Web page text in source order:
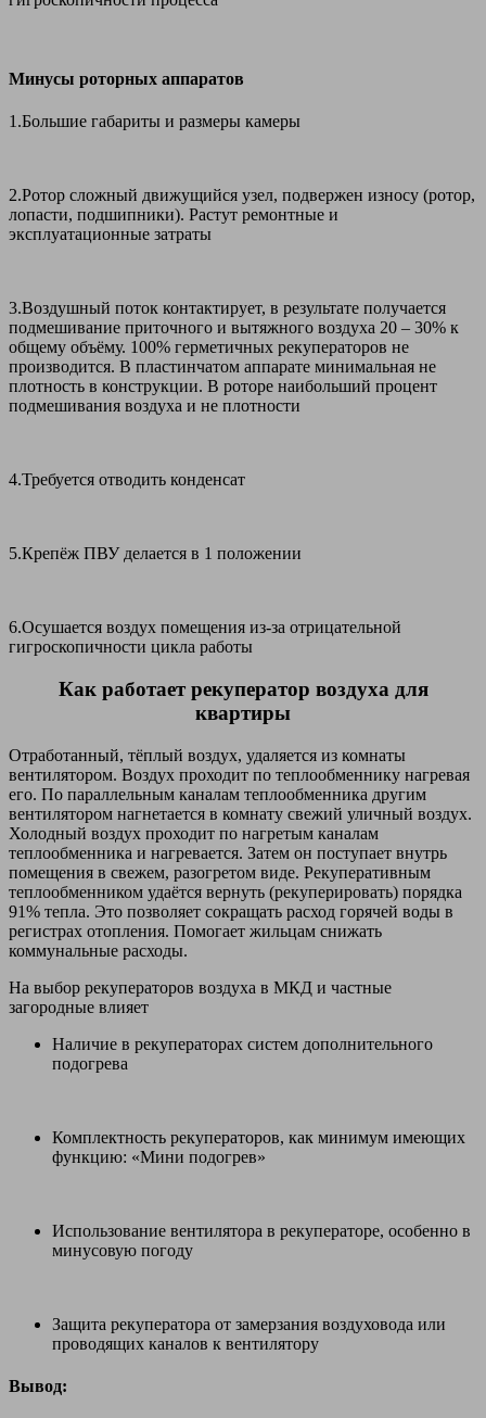
Минусы роторных аппаратов
1.Большие габариты и размеры камеры
2.Ротор сложный движущийся узел, подвержен износу (ротор,
лопасти, подшипники). Растут ремонтные и
эксплуатационные затраты
3.Воздушный поток контактирует, в результате получается
подмешивание приточного и вытяжного воздуха 20 – 30% к
общему объёму. 100% герметичных рекуператоров не
производится. В пластинчатом аппарате минимальная не
плотность в конструкции. В роторе наибольший процент
подмешивания воздуха и не плотности
4.Требуется отводить конденсат
5.Крепёж ПВУ делается в 1 положении
6.Осушается воздух помещения из-за отрицательной
гигроскопичности цикла работы
Как работает рекуператор воздуха для
квартиры
Отработанный, тёплый воздух, удаляется из комнаты
вентилятором. Воздух проходит по теплообменнику нагревая
его. По параллельным каналам теплообменника другим
вентилятором нагнетается в комнату свежий уличный воздух.
Холодный воздух проходит по нагретым каналам
теплообменника и нагревается. Затем он поступает внутрь
помещения в свежем, разогретом виде. Рекуперативным
теплообменником удаётся вернуть (рекуперировать) порядка
91% тепла. Это позволяет сокращать расход горячей воды в
регистрах отопления. Помогает жильцам снижать
коммунальные расходы.
На выбор рекуператоров воздуха в МКД и частные
загородные влияет
Наличие в рекуператорах систем дополнительного
подогрева
Комплектность рекуператоров, как минимум имеющих
функцию: «Мини подогрев»
Использование вентилятора в рекуператоре, особенно в
минусовую погоду
Защита рекуператора от замерзания воздуховода или
проводящих каналов к вентилятору
Вывод: